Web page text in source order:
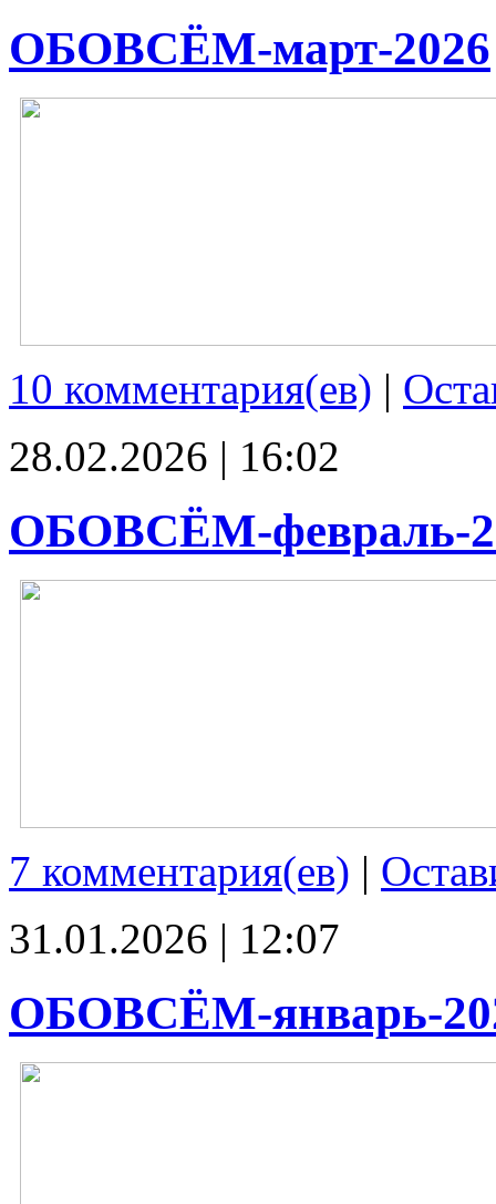
ОБОВСЁМ-март-2026
10 комментария(ев) |
28.02.2026 | 16:02
ОБОВСЁМ-февраль-
7 комментария(ев) |
31.01.2026 | 12:07
ОБОВСЁМ-январь-